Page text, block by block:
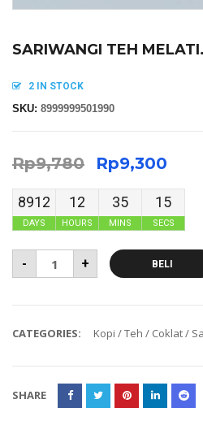
SARIWANGI TEH
2 IN STOCK
SKU: 8999999501990
Rp9,780 Rp9,300
8912
DAYS
12
HOURS
35
MINS
14
SECS
- + BELI
CATEGORIES: Kopi / Teh / Coklat /
SHARE